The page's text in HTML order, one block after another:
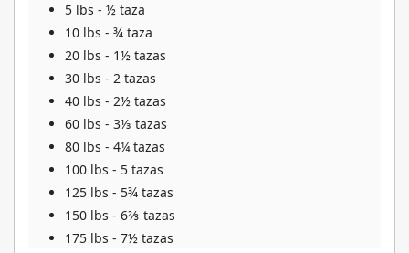
5 lbs - ½ taza
10 lbs - ¾ taza
20 lbs - 1½ tazas
30 lbs - 2 tazas
40 lbs - 2½ tazas
60 lbs - 3⅓ tazas
80 lbs - 4¼ tazas
100 lbs - 5 tazas
125 lbs - 5¾ tazas
150 lbs - 6⅔ tazas
175 lbs - 7½ tazas